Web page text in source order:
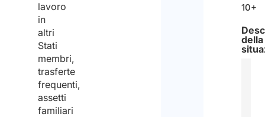
lavoro
in
altri
Stati
membri,
trasferte
frequenti,
assetti
familiari
10+
della